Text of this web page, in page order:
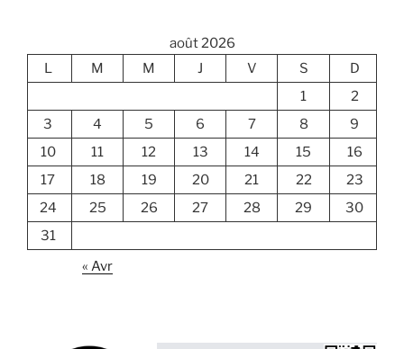
août 2026
L
M M J V S
D
1
2
3
4 5 6 7 8
9
10
11 12 13 14 15
16
17
18 19 20 21 22
23
24
25 26 27 28 29
30
31
« Avr